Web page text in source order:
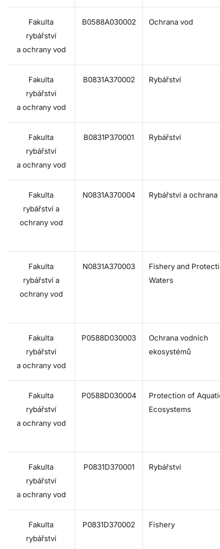
Fakulta
rybářství
a ochrany vod
B0588A030002 Ochrana vod
Fakulta
rybářství
a ochrany vod
B0831A370002 Rybářství
Fakulta
rybářství
a ochrany vod
B0831P370001 Rybářství
Fakulta
rybářství a
ochrany vod
N0831A370004 Rybářství a ochrana
Fakulta
rybářství a
ochrany vod
N0831A370003
Fishery and
Waters
Fakulta
rybářství
a ochrany vod
P0588D030003
Ochrana vodních
ekosystémů
Fakulta
rybářství
a ochrany vod
P0588D030004
Protection of
Ecosystems
Fakulta
rybářství
a ochrany vod
P0831D370001 Rybářství
Fakulta
rybářství
P0831D370002 Fishery